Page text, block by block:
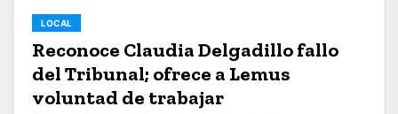
LOCAL
Reconoce Claudia Delgadillo fallo
del Tribunal; ofrece a Lemus
voluntad de trabajar